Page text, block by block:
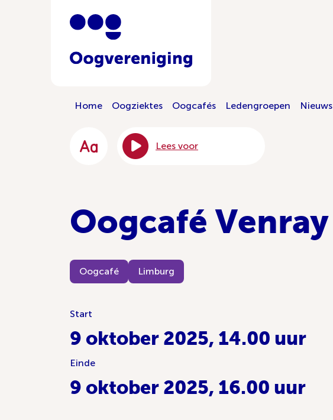
Home Oogziektes Oogcafés Ledengroepen Nieuws
Lees voor
Oogcafé Venray
Oogcafé Limburg
Start
9 oktober 2025, 14.00 uur
Einde
9 oktober 2025, 16.00 uur